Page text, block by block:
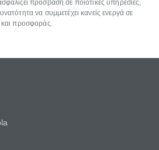
πρόσβαση σε ποιοτικές υπηρεσίες,
να συμμετέχει κανείς ενεργά σε
και προσφοράς.